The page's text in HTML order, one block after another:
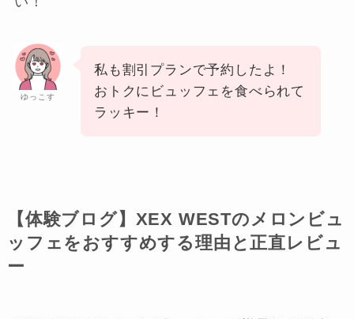
ゆっこす
私も割引プランで予約したよ！
おトクにビュッフェを食べられて
ラッキー！
【体験ブログ】XEX WESTのメロンビュ
ッフェをおすすめする理由と正直レビュ
ー